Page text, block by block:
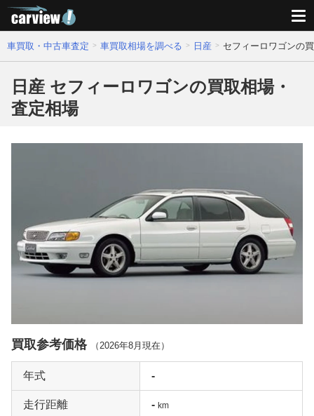
車買取・中古車査定 車買取相場を調べる 日産 セフィーロワゴンの
日産 セフィーロワゴンの買取相場・
査定相場
買取参考価格 （2026年8月 現在）
年式 -
走行距離 - km